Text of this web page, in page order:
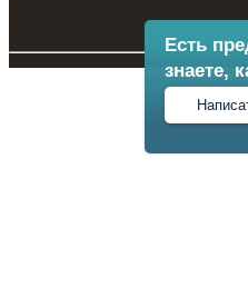
Есть
знаете,